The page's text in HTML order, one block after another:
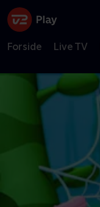
Forside Live TV